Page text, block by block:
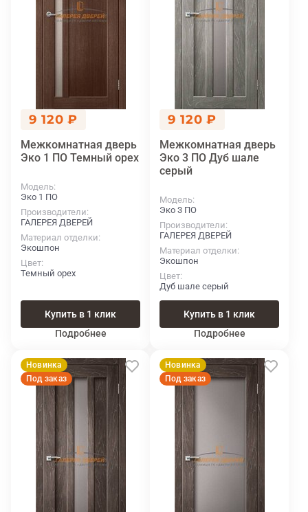
9 120 ₽
Межкомнатная дверь
Эко 1 ПО Темный орех
Модель
Эко 1 ПО
Производители
ГАЛЕРЕЯ ДВЕРЕЙ
Материал отделки
Экошпон
Цвет
Темный орех
Купить в 1 клик
Подробнее
9 120 ₽
Межкомнатная дверь
Эко 3 ПО Дуб шале
серый
Модель
Эко 3 ПО
Производители
ГАЛЕРЕЯ ДВЕРЕЙ
Материал отделки
Экошпон
Цвет
Дуб шале серый
Купить в 1 клик
Подробнее
Новинка
Под заказ
Новинка
Под заказ